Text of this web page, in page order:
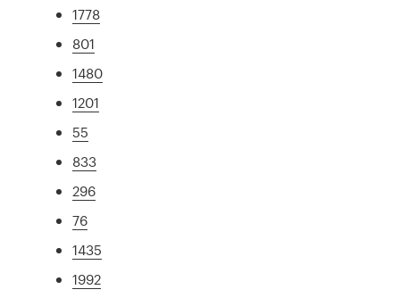
1778
801
1480
1201
55
833
296
76
1435
1992